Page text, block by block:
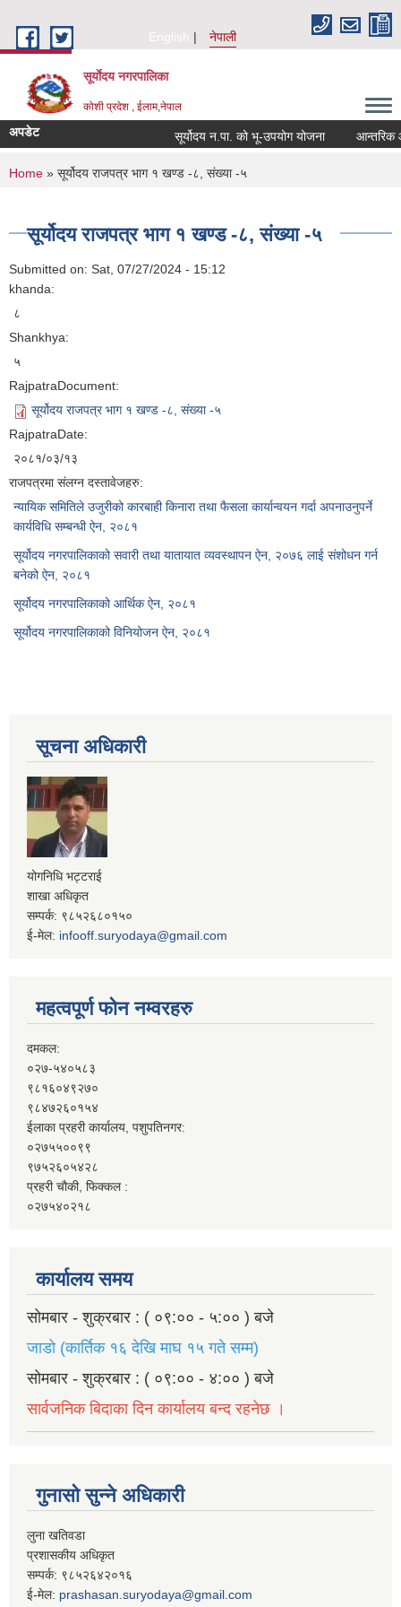
English
नेपाली
सूर्याेदय नगरपालिका
कोशी प्रदेश , ईलाम,नेपाल
अपडेट सूर्योदय न.पा. को भू-उपयोग योजना आन्तरिक
You are here
Home » सूर्योदय राजपत्र भाग १ खण्ड -८, संख्या -५
सूर्योदय राजपत्र भाग १ खण्ड -८, संख्या -५
Submitted on: Sat, 07/27/2024 - 15:12
khanda:
८
Shankhya:
५
RajpatraDocument:
सूर्योदय राजपत्र भाग १ खण्ड -८, संख्या -५
RajpatraDate:
२०८१/०३/१३
राजपत्रमा संलग्न दस्तावेजहरु:
न्यायिक समितिले उजुरीको कारबाही किनारा तथा फैसला कार्यान्वयन गर्दा अपनाउनुपर्ने
कार्यविधि सम्बन्धी ऐन, २०८१
सूर्योदय नगरपालिकाको सवारी तथा यातायात व्यवस्थापन ऐन, २०७६ लाई संशोधन गर्न
बनेको ऐन, २०८१
सूर्योदय नगरपालिकाको आर्थिक ऐन, २०८१
सूर्योदय नगरपालिकाको विनियोजन ऐन, २०८१
सूचना अधिकारी
योगनिधि भट्टराई
शाखा अधिकृत
सम्पर्क: ९८५२६८०१५०
ई-मेल: infooff.suryodaya@gmail.com
महत्वपूर्ण फोन नम्वरहरु
दमकल:
०२७-५४०५८३
९८१६०४९२७०
९८४७२६०१५४
ईलाका प्रहरी कार्यालय, पशुपतिनगर:
०२७५५००९९
९७५२६०५४२८
प्रहरी चौकी, फिक्कल :
०२७५४०२१८
कार्यालय समय
सोमबार - शुक्रबार : ( ०९:०० - ५:०० ) बजे
जाडो (कार्तिक १६ देखि माघ १५ गते सम्म)
सोमबार - शुक्रबार : ( ०९:०० - ४:०० ) बजे
सार्वजनिक बिदाका दिन कार्यालय बन्द रहनेछ ।
गुनासो सुन्ने अधिकारी
लुना खतिवडा
प्रशासकीय अधिकृत
सम्पर्क: ९८५२६४२०१६
ई-मेल: prashasan.suryodaya@gmail.com